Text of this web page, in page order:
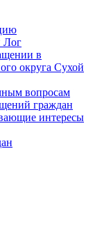
Лог
в
округа Сухой
вопросам
граждан
интересы